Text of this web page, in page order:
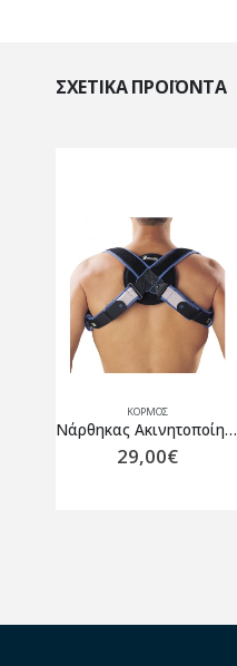
ΣΧΕΤΙΚΆ ΠΡΟΪΌΝΤΑ
ΚΟΡΜΌΣ
Νάρθηκας Ακινητοποίησης Κλείδας Thuasne 2450 Ligaflex
29,00€